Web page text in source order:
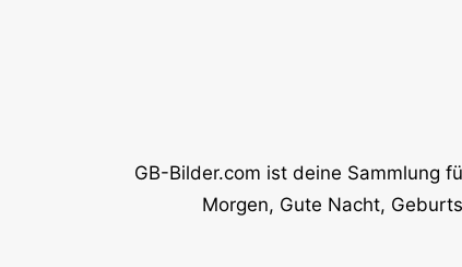
GB-Bilder.com ist deine Sammlung
Morgen, Gute Nacht,